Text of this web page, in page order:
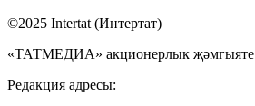
©2025 Intertat (Интертат)
«ТАТМЕДИА» акционерлык җәмгыяте
Редакция адресы: